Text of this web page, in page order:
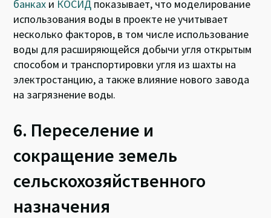
банках и КОСИД показывает, что моделирование
использования воды в проекте не учитывает
несколько факторов, в том числе использование
воды для расширяющейся добычи угля открытым
способом и транспортировки угля из шахты на
электростанцию, а также влияние нового завода
на загрязнение воды.
6. Переселение и
сокращение земель
сельскохозяйственного
назначения